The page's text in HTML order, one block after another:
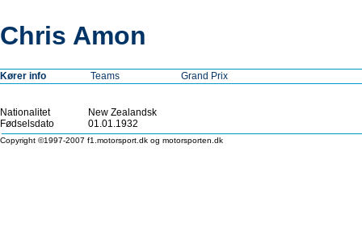
Chris Amon
Kører info Teams Grand Prix
Nationalitet
New Zealandsk
Fødselsdato
01.01.1932
Copyright ©1997-2007 f1.motorsport.dk og motorsporten.dk